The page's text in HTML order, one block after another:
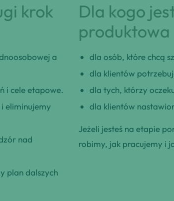
krok
a
i cele etapowe.
eliminujemy
nad
plan dalszych
Dla kogo
produktowa
dla osób, które chcą
dla klientów
dla tych, którzy
dla klientów
Jeżeli jesteś na etapie
robimy, jak pracujemy i